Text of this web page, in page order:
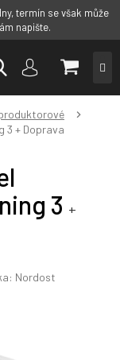
termín se však může
napište.
KOŠÍK
3 + Doprava
3 +
Nordost